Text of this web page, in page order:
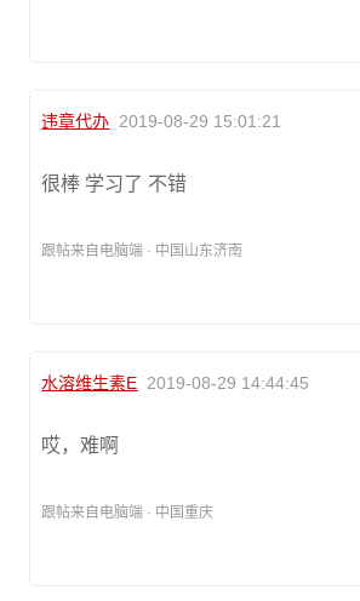
违章代办 2019-08-29 15:01:21
很棒 学习了 不错
跟帖来自电脑端 · 中国山东济南
水溶维生素E 2019-08-29 14:44:45
哎，难啊
跟帖来自电脑端 · 中国重庆